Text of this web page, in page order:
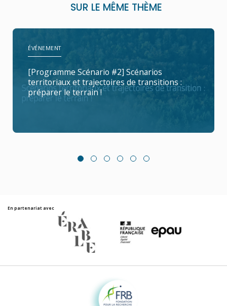
SUR LE MÊME THÈME
ÉVÉNEMENT
[Programme Scénario #2] Scénarios
territoriaux et trajectoires de transitions :
préparer le terrain !
En partenariat avec
Fondation pour la recherche sur la biodiversité